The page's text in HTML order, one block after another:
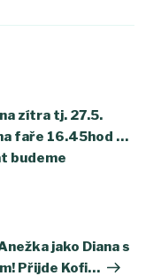
zítra tj. 27.5.
faře 16.45hod …
budeme
jako Diana s
Přijde Kofi…